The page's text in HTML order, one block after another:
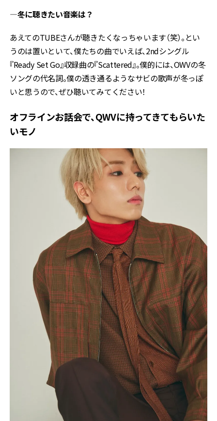
―冬に聴きたい音楽は？
あえてのTUBEさんが聴きたくなっちゃいます（笑）。とい
うのは置いといて、僕たちの曲でいえば、2ndシングル
『Ready Set Go』収録曲の『Scattered』。僕的には、OWVの冬
ソングの代名詞。僕の透き通るようなサビの歌声が冬っぽ
いと思うので、ぜひ聴いてみてください！
オフラインお話会で、QWVに持ってきてもらいた
いモノ